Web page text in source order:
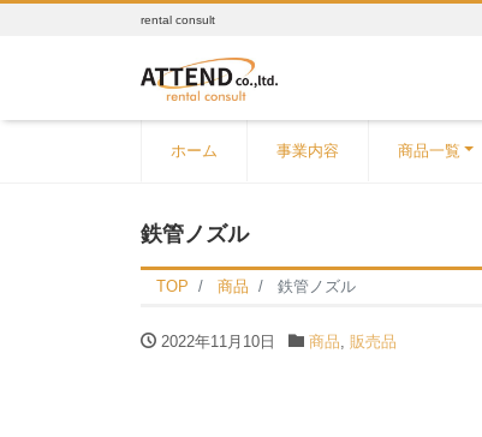
rental consult
ホーム 事業内容 商品一覧
鉄管ノズル
TOP 商品 鉄管ノズル
2022年11月10日 商品 販売品